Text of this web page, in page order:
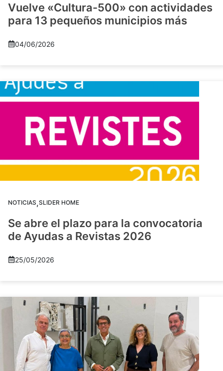
Vuelve «Cultura-500» con actividades
para 13 pequeños municipios más
04/06/2026
NOTICIAS,SLIDER HOME
Se abre el plazo para la convocatoria
de Ayudas a Revistas 2026
25/05/2026